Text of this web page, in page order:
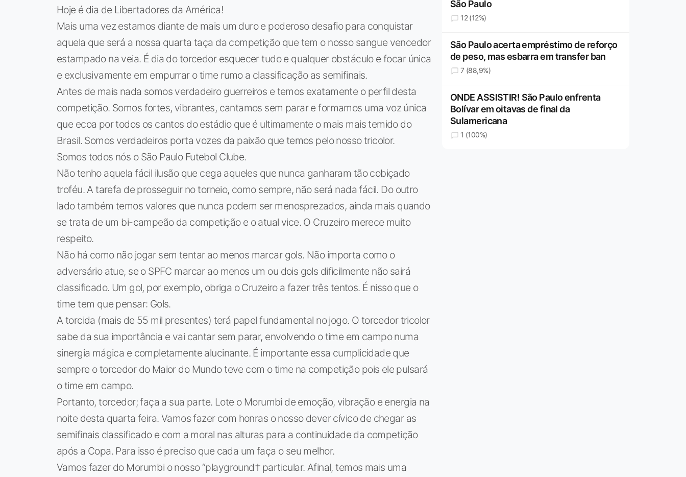
Hoje é dia de Libertadores da América!
Mais uma vez estamos diante de mais um duro e poderoso desafio para conquistar
aquela que será a nossa quarta taça da competição que tem o nosso sangue vencedor
estampado na veia. É dia do torcedor esquecer tudo e qualquer obstáculo e focar única
e exclusivamente em empurrar o time rumo a classificação as semifinais.
Antes de mais nada somos verdadeiro guerreiros e temos exatamente o perfil desta
competição. Somos fortes, vibrantes, cantamos sem parar e formamos uma voz única
que ecoa por todos os cantos do estádio que é ultimamente o mais mais temido do
Brasil. Somos verdadeiros porta vozes da paixão que temos pelo nosso tricolor.
Somos todos nós o São Paulo Futebol Clube.
Não tenho aquela fácil ilusão que cega aqueles que nunca ganharam tão cobiçado
troféu. A tarefa de prosseguir no torneio, como sempre, não será nada fácil. Do outro
lado também temos valores que nunca podem ser menosprezados, ainda mais quando
se trata de um bi-campeão da competição e o atual vice. O Cruzeiro merece muito
respeito.
Não há como não jogar sem tentar ao menos marcar gols. Não importa como o
adversário atue, se o SPFC marcar ao menos um ou dois gols dificilmente não sairá
classificado. Um gol, por exemplo, obriga o Cruzeiro a fazer três tentos. É nisso que o
time tem que pensar: Gols.
A torcida (mais de 55 mil presentes) terá papel fundamental no jogo. O torcedor tricolor
sabe da sua importância e vai cantar sem parar, envolvendo o time em campo numa
sinergia mágica e completamente alucinante. É importante essa cumplicidade que
sempre o torcedor do Maior do Mundo teve com o time na competição pois ele pulsará
o time em campo.
Portanto, torcedor; faça a sua parte. Lote o Morumbi de emoção, vibração e energia na
noite desta quarta feira. Vamos fazer com honras o nosso dever cívico de chegar as
semifinais classificado e com a moral nas alturas para a continuidade da competição
após a Copa. Para isso é preciso que cada um faça o seu melhor.
Vamos fazer do Morumbi o nosso “playground† particular. Afinal, temos mais uma
São Paulo
12 (12%)
São Paulo acerta empréstimo de reforço
de peso, mas esbarra em transfer ban
7 (88,9%)
ONDE ASSISTIR! São Paulo enfrenta
Bolívar em oitavas de final da
Sulamericana
1 (100%)